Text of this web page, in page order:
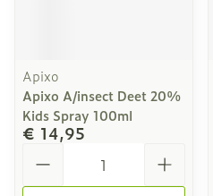
Apixo
Apixo A/insect Deet 20%
Kids Spray 100ml
€ 14,95